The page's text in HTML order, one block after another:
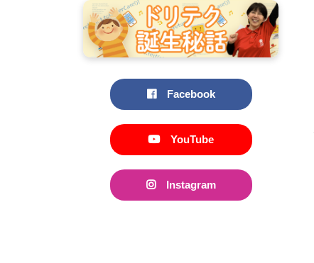
Facebook
YouTube
Instagram